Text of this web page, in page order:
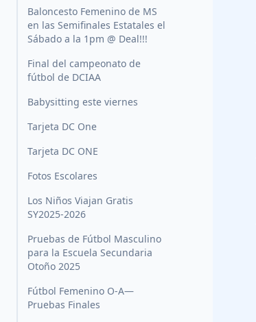
Baloncesto Femenino de MS
en las Semifinales Estatales el
Sábado a la 1pm @ Deal!!!
Final del campeonato de
fútbol de DCIAA
Babysitting este viernes
Tarjeta DC One
Tarjeta DC ONE
Fotos Escolares
Los Niños Viajan Gratis
SY2025-2026
Pruebas de Fútbol Masculino
para la Escuela Secundaria
Otoño 2025
Fútbol Femenino O-A—
Pruebas Finales